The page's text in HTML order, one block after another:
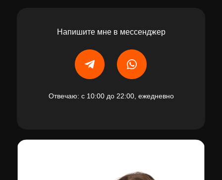
Отвечаю: с 10:00 до 22:00, ежедневно
Напишите мне в мессенджер